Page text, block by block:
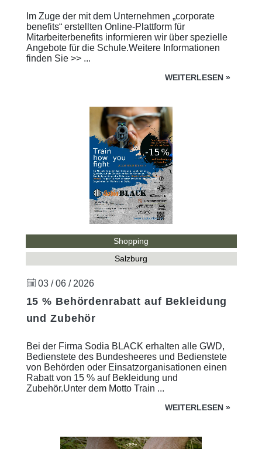
Im Zuge der mit dem Unternehmen „corporate
benefits“ erstellten Online-Plattform für
Mitarbeiterbenefits informieren wir über spezielle
Angebote für die Schule.Weitere Informationen
finden Sie >> ...
WEITERLESEN »
Shopping
Salzburg
03 / 06 / 2026
15 % Behördenrabatt auf Bekleidung
und Zubehör
Bei der Firma Sodia BLACK erhalten alle GWD,
Bedienstete des Bundesheeres und Bedienstete
von Behörden oder Einsatzorganisationen einen
Rabatt von 15 % auf Bekleidung und
Zubehör.Unter dem Motto Train ...
WEITERLESEN »